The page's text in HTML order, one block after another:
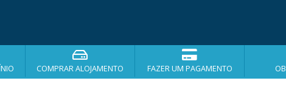
COMPRAR ALOJAMENTO FAZER UM PAGAMENTO